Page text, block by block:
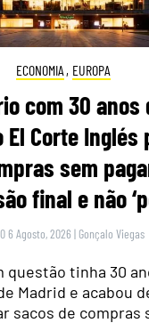
ECONOMIA , EUROPA
com 30 anos
El Corte
sem
final e não
6 Agosto, 2026 | Gonçalo Viegas
questão tinha 30
Madrid e acabou
sacos de compras